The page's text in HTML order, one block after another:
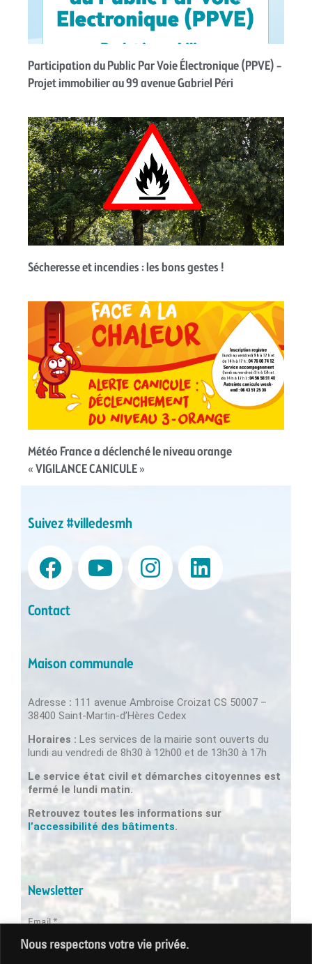
Nous respectons votre vie privée.
Participation du Public Par Voie Électronique (PPVE) –
Projet immobilier au 99 avenue Gabriel Péri
Sécheresse et incendies : les bons gestes !
Météo France a déclenché le niveau orange
« VIGILANCE CANICULE »
Suivez #villedesmh
Contact
Maison communale
Adresse : 111 avenue Ambroise Croizat CS 50007 –
38400 Saint-Martin-d’Hères Cedex
Horaires : Les services de la mairie sont ouverts du
lundi au vendredi de 8h30 à 12h00 et de 13h30 à 17h
Le service état civil et démarches citoyennes est
fermé le lundi matin.
Retrouvez toutes les informations sur
l’accessibilité des bâtiments.
Newsletter
Email *